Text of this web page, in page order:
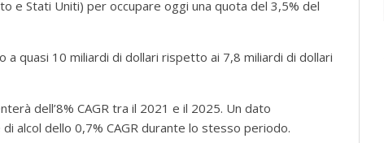
e Stati Uniti) per occupare oggi una quota del 3,5% del
a quasi 10 miliardi di dollari rispetto ai 7,8 miliardi di dollari
dell’8% CAGR tra il 2021 e il 2025. Un dato
alcol dello 0,7% CAGR durante lo stesso periodo.